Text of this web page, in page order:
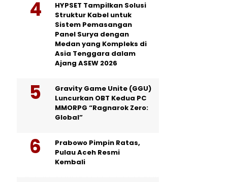
HYPSET Tampilkan Solusi
Struktur Kabel untuk
Sistem Pemasangan
Panel Surya dengan
Medan yang Kompleks di
Asia Tenggara dalam
Ajang ASEW 2026
Gravity Game Unite (GGU)
Luncurkan OBT Kedua PC
MMORPG “Ragnarok Zero:
Global”
Prabowo Pimpin Ratas,
Pulau Aceh Resmi
Kembali